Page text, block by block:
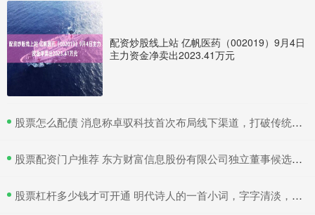
配资炒股线上站 亿帆医药（002019）9月4日
主力资金净卖出2023.41万元
​股票怎么配债 消息称卓驭科技首次布局线下渠道，打破传统供应商隐居幕后模式
​股票配资门户推荐 东方财富信息股份有限公司独立董事候选人提名公告
​股票杠杆多少钱才可开通 明代诗人的一首小词，字字清淡，句句通透，读完瞬间治愈人心